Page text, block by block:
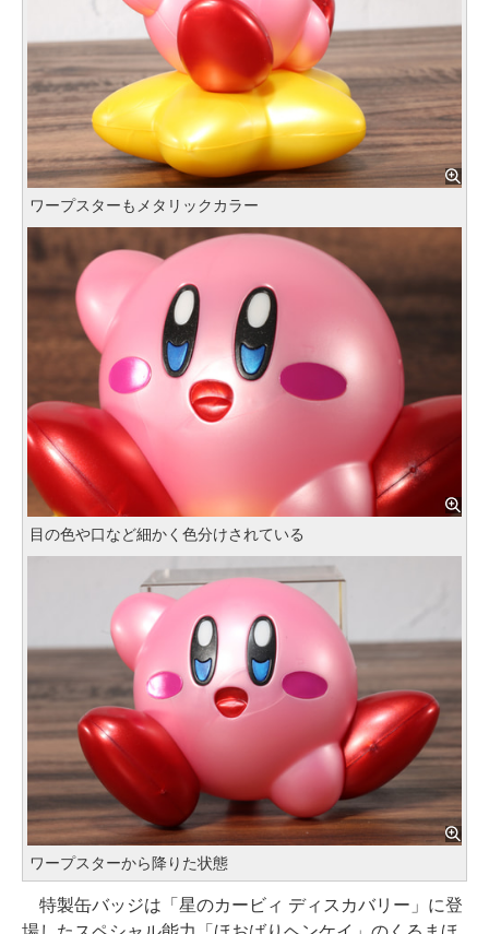
ワープスターもメタリックカラー
目の色や口など細かく色分けされている
ワープスターから降りた状態
特製缶バッジは「星のカービィ ディスカバリー」に登